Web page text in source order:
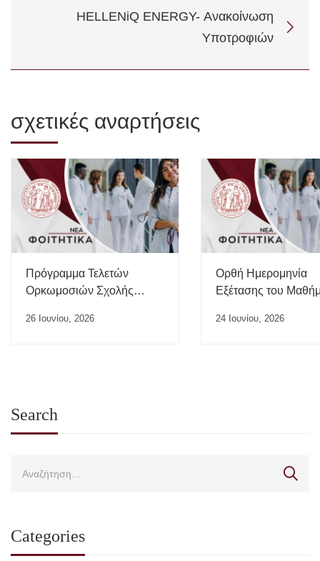
HELLENiQ ENERGY- Ανακοίνωση
Υποτροφιών
σχετικές αναρτήσεις
Πρόγραμμα Τελετών
Ορκωμοσιών Σχολής
Ιούλιος 2026
26 Ιουνίου, 2026
Ορθή Ημερομηνία
Εξέτασης του
24 Ιουνίου, 2026
Search
Categories